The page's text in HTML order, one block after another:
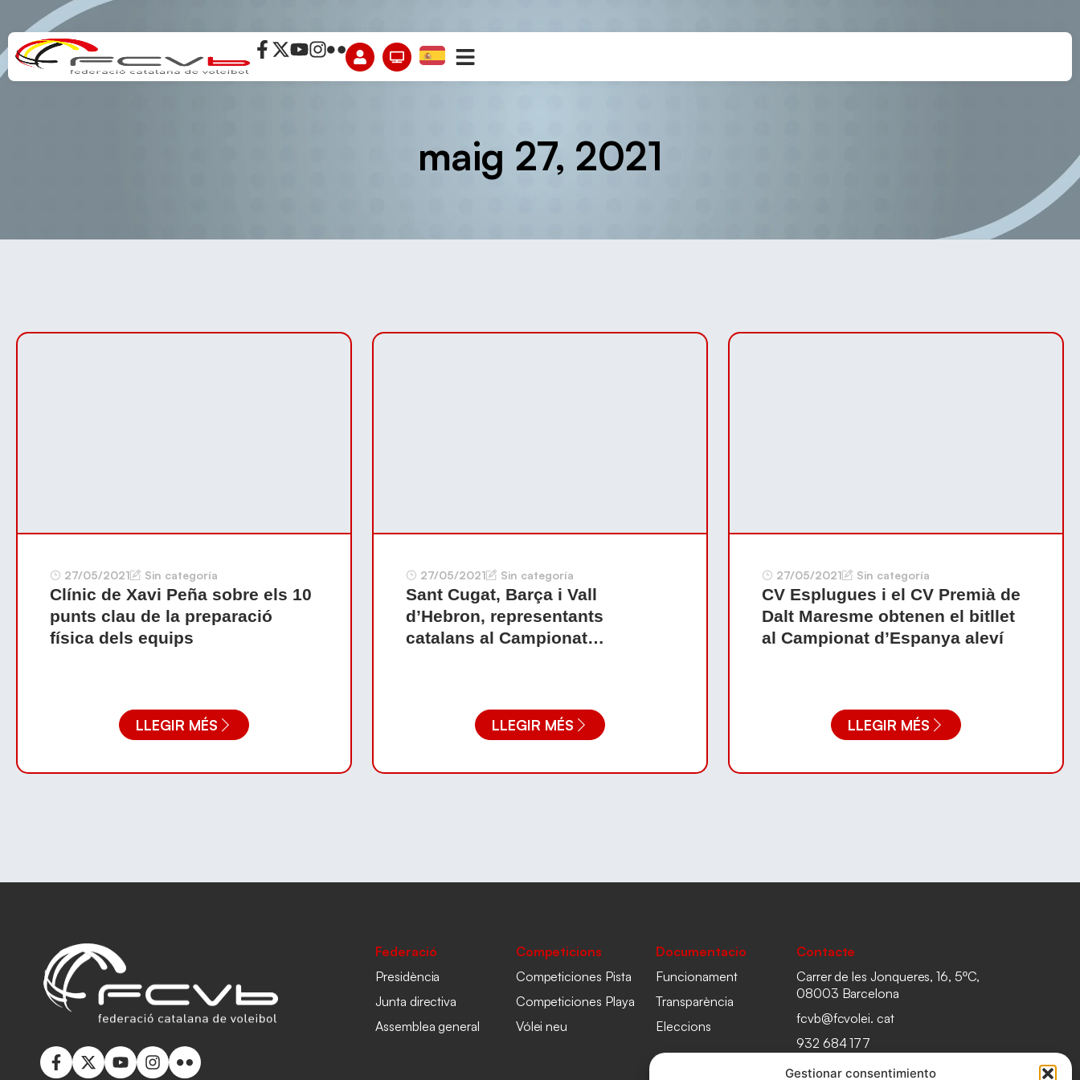
Gestionar consentimiento
maig 27, 2021
27/05/2021 Sin categoría
Clínic de Xavi Peña sobre els 10
punts clau de la preparació
física dels equips
LLEGIR MÉS
27/05/2021 Sin categoría
Sant Cugat, Barça i Vall
d’Hebron, representants
catalans al Campionat
LLEGIR MÉS
27/05/2021 Sin categoría
CV Esplugues i el CV Premià de
Dalt Maresme obtenen el bitllet
al Campionat d’Espanya aleví
LLEGIR MÉS
Federació
Presidència
Junta directiva
Assemblea general
Competicions
Competiciones Pista
Competiciones Playa
Vólei neu
Documentacio
Funcionament
Transparència
Eleccions
Contacte
Carrer de les Jonqueres, 16, 5ºC,
08003 Barcelona
fcvb@fcvolei. cat
932 684 177